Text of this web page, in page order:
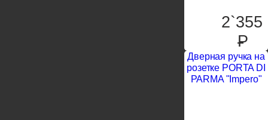
2`355
P
Дверная ручка на
розетке PORTA DI
PARMA "Impero"